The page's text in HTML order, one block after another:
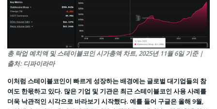
총 락업 예치액 및 스테이블코인 시가총액 차트, 2025년 11월 6일 기준 |
출처: 디파이라마
이처럼 스테이블코인이 빠르게 성장하는 배경에는 글로벌 대기업들의 참
여도 한몫하고 있다. 많은 기업 및 기관은 최근 스테이블코인 사용 사례를
더욱 낙관적인 시각으로 바라보기 시작했다. 예를 들어 구글은 올해 9월,